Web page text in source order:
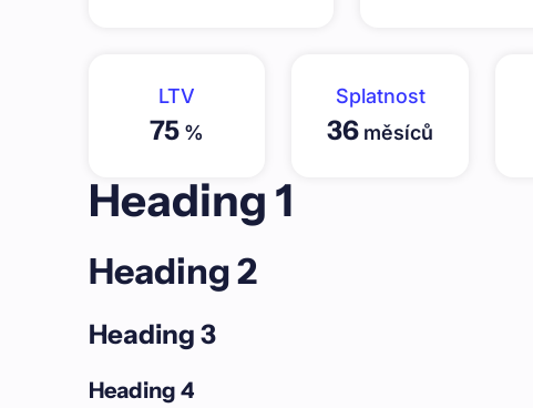
LTV
75 %
Splatnost
36 měsíců
Heading 1
Heading 2
Heading 3
Heading 4